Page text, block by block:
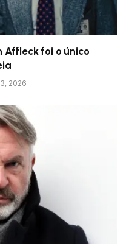
Affleck foi o único
2026